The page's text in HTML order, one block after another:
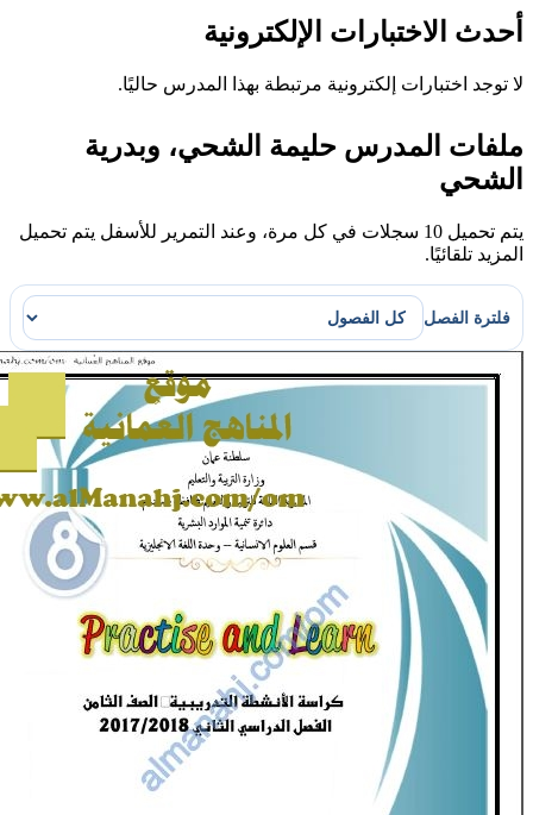
الاختبارات الإلكترونية
اختبارات إلكترونية مرتبطة بهذا المدرس حاليًا.
المدرس حليمة الشحي، وبدرية
يتم تحميل 10 سجلات في كل مرة، وعند التمرير للأسفل يتم تحميل
تلقائيًا.
الفصل